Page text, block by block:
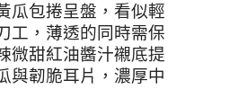
瓜包捲呈盤，看似輕
工，薄透的同時需保
微甜紅油醬汁襯底提
與韌脆耳片，濃厚中